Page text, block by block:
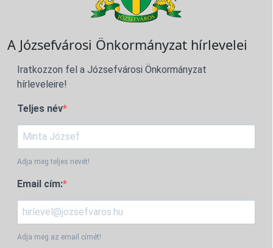
A Józsefvárosi Önkormányzat hírlevelei
Iratkozzon fel a Józsefvárosi Önkormányzat
hírleveleire!
Teljes név
Adja meg teljes nevét!
Email cím:
Adja meg az email címét!